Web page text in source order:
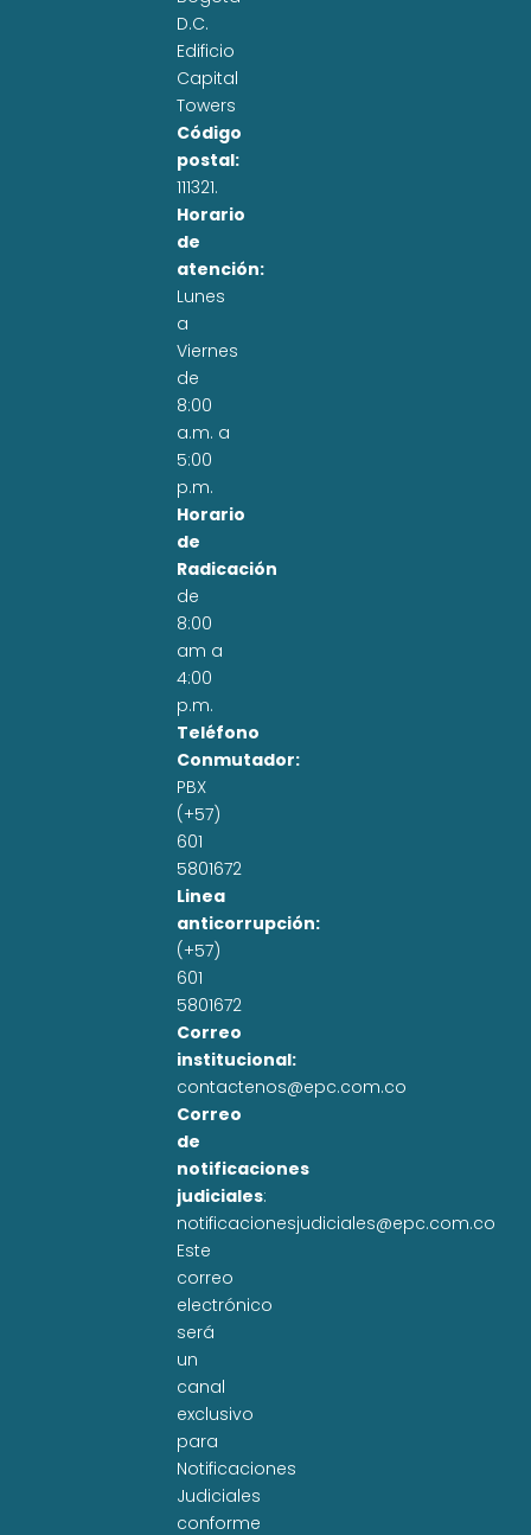
D.C.
Edificio
Capital
Towers
Código
postal:
111321.
Horario
de
atención:
Lunes
a
Viernes
de
8:00
a.m. a
5:00
p.m.
Horario
de
Radicación
de
8:00
am a
4:00
p.m.
Teléfono
Conmutador:
PBX
(+57)
601
5801672
Linea
anticorrupción:
(+57)
601
5801672
Correo
institucional:
contactenos@epc.com.co
Correo
de
notificaciones
judiciales:
notificacionesjudiciales@epc.com.co
Este
correo
electrónico
será
un
canal
exclusivo
para
Notificaciones
Judiciales
conforme